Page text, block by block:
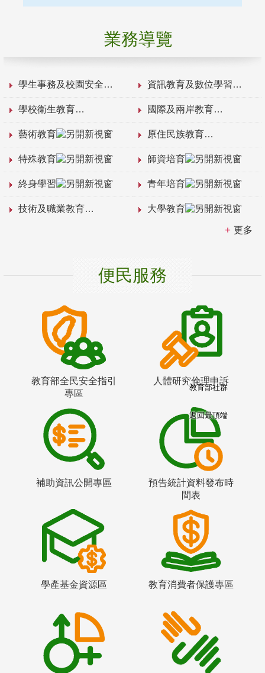
業務導覽
學生事務及校園安全 資訊教育及數位學習
學校衛生教育 國際及兩岸教育
藝術教育 原住民族教育
特殊教育 師資培育
終身學習 青年培育
技術及職業教育 大學教育
更多
便民服務
教育部全民安全指引
專區
人體研究倫理申訴
補助資訊公開專區
預告統計資料發布時
間表
學產基金資源區 教育消費者保護專區
教育部社群
返回最頂端